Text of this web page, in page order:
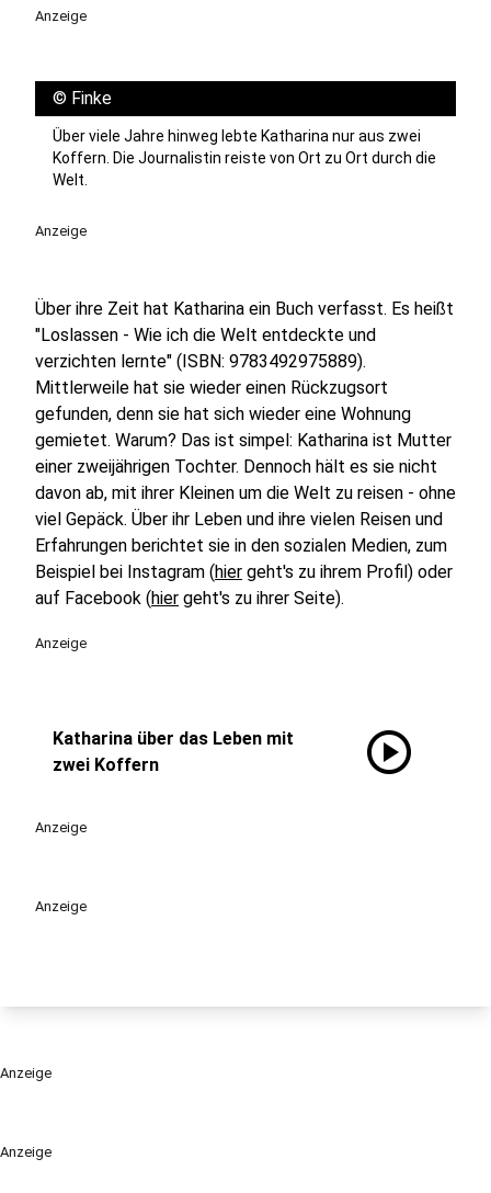
Anzeige
Anzeige
© Finke
Über viele Jahre hinweg lebte Katharina nur aus zwei
Koffern. Die Journalistin reiste von Ort zu Ort durch die
Welt.
Anzeige
Über ihre Zeit hat Katharina ein Buch verfasst. Es heißt
"Loslassen - Wie ich die Welt entdeckte und
verzichten lernte" (ISBN: 9783492975889).
Mittlerweile hat sie wieder einen Rückzugsort
gefunden, denn sie hat sich wieder eine Wohnung
gemietet. Warum? Das ist simpel: Katharina ist Mutter
einer zweijährigen Tochter. Dennoch hält es sie nicht
davon ab, mit ihrer Kleinen um die Welt zu reisen - ohne
viel Gepäck. Über ihr Leben und ihre vielen Reisen und
Erfahrungen berichtet sie in den sozialen Medien, zum
Beispiel bei Instagram (hier geht's zu ihrem Profil) oder
auf Facebook (hier geht's zu ihrer Seite).
Anzeige
Katharina über das Leben mit
zwei Koffern
play_circle
Anzeige
Anzeige
Anzeige